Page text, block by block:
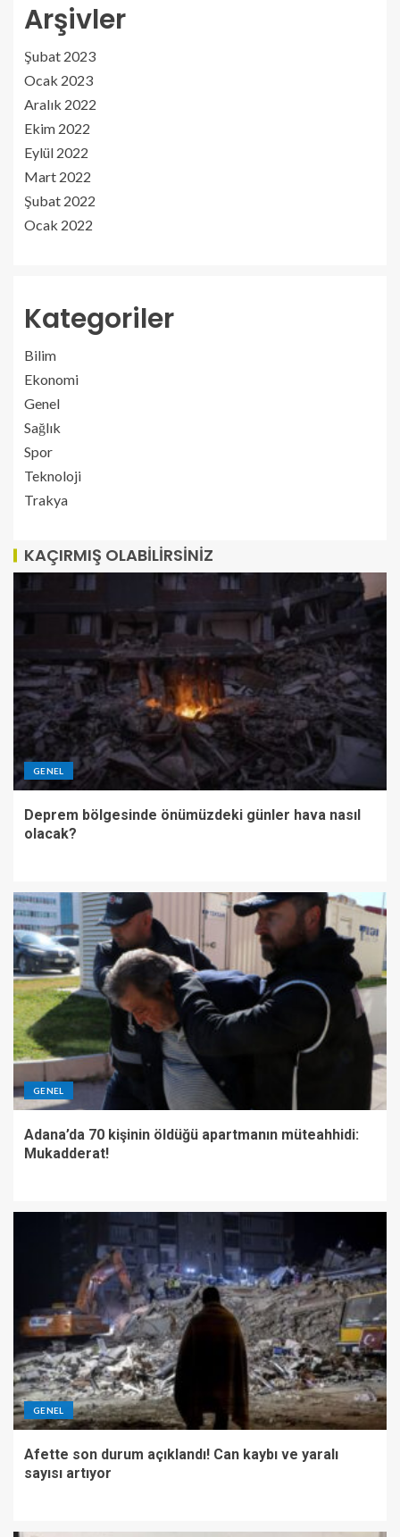
Arşivler
Şubat 2023
Ocak 2023
Aralık 2022
Ekim 2022
Eylül 2022
Mart 2022
Şubat 2022
Ocak 2022
Kategoriler
Bilim
Ekonomi
Genel
Sağlık
Spor
Teknoloji
Trakya
KAÇIRMIŞ OLABILIRSINIZ
GENEL
Deprem bölgesinde önümüzdeki günler hava nasıl
olacak?
GENEL
Adana’da 70 kişinin öldüğü apartmanın müteahhidi:
Mukadderat!
GENEL
Afette son durum açıklandı! Can kaybı ve yaralı
sayısı artıyor